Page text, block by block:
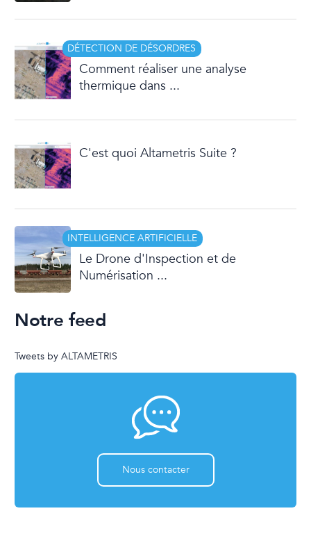
DÉTECTION DE DÉSORDRES
Comment réaliser une analyse
thermique dans ...
C'est quoi Altametris Suite ?
INTELLIGENCE ARTIFICIELLE
Le Drone d'Inspection et de
Numérisation ...
Notre feed
Tweets by ALTAMETRIS
Nous contacter